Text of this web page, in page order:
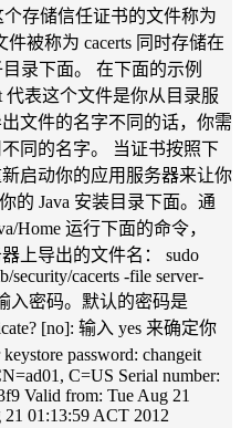
存储信任证书的文件称为
件被称为 cacerts 同时存储在
目录下面。 在下面的示例
代表这个文件是你从目录服
文件的名字不同的话，你需
同的名字。 当证书按照下
启动你的应用服务器来让你
的 Java 安装目录下面。通
Home 运行下面的命令，
上导出的文件名： sudo
security/cacerts -file server-
入密码。默认的密码是
[no]: 输入 yes 来确定你
password: changeit
C=US Serial number:
Valid from: Tue Aug 21
01:13:59 ACT 2012